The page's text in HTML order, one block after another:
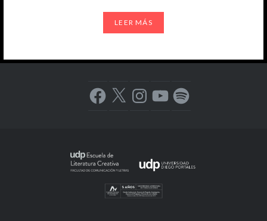
LEER MÁS
Facebook
X InstagramYouTubeSpotify